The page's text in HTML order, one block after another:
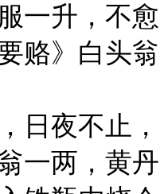
一升，不愈
赂》白头翁
夜不止，
一两，黄丹